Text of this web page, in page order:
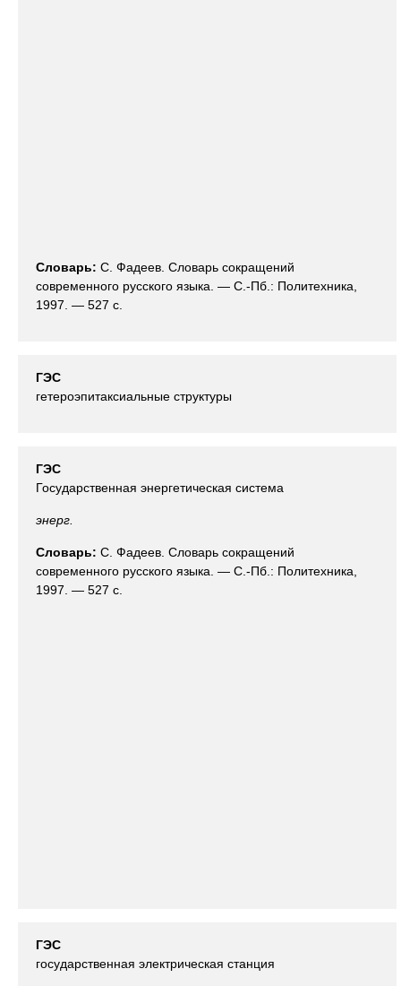
Словарь: С. Фадеев. Словарь сокращений
современного русского языка. — С.-Пб.: Политехника,
1997. — 527 с.
ГЭС
гетероэпитаксиальные структуры
ГЭС
Государственная энергетическая система
энерг.
Словарь: С. Фадеев. Словарь сокращений
современного русского языка. — С.-Пб.: Политехника,
1997. — 527 с.
ГЭС
государственная электрическая станция